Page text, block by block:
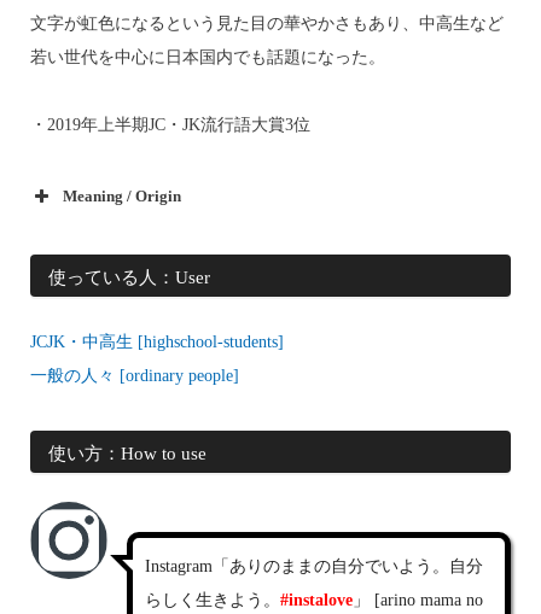
文字が虹色になるという見た目の華やかさもあり、中高生など
若い世代を中心に日本国内でも話題になった。
・2019年上半期JC・JK流行語大賞3位
Meaning / Origin
使っている人：User
JCJK・中高生 [highschool-students]
一般の人々 [ordinary people]
使い方：How to use
Instagram「ありのままの自分でいよう。自分
らしく生きよう。 #instalove」 [arino mama no